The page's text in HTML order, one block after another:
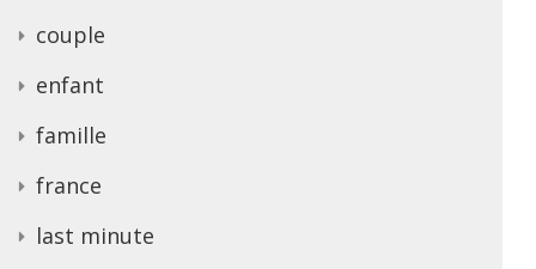
couple
enfant
famille
france
last minute